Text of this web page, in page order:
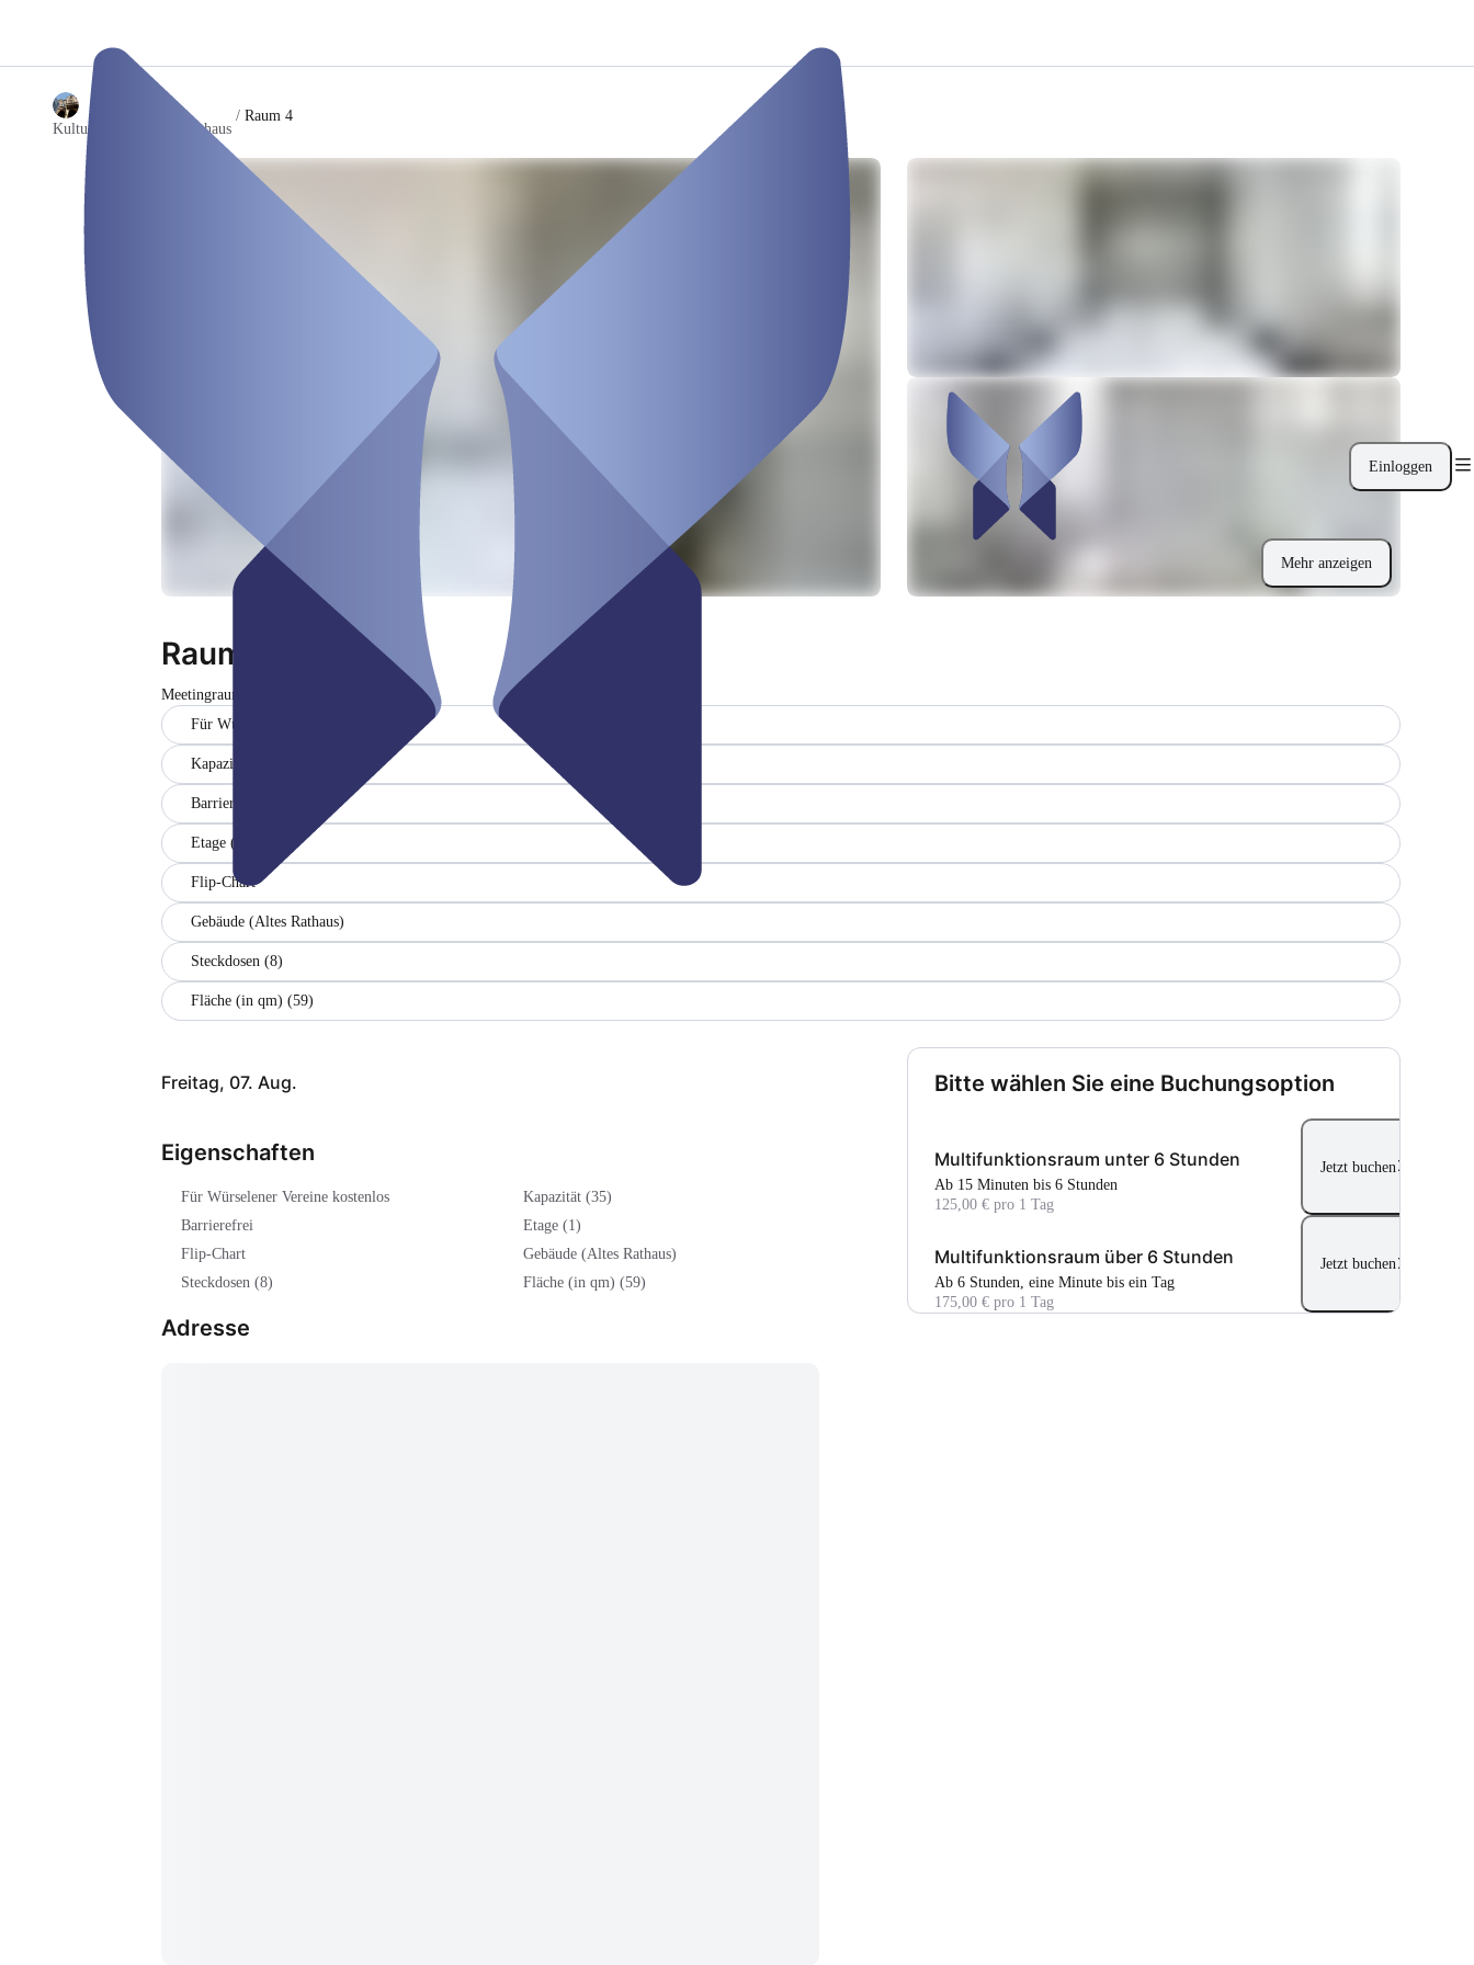
Einloggen
Kulturzentrum Altes Rathaus
/ Raum 4
Mehr anzeigen
Raum 4
Meetingraum
Für Würselener Vereine kostenlos
Kapazität (35)
Barrierefrei
Etage (1)
Flip-Chart
Gebäude (Altes Rathaus)
Steckdosen (8)
Fläche (in qm) (59)
Freitag, 07. Aug.
Eigenschaften
Für Würselener Vereine kostenlos
Kapazität (35)
Barrierefrei
Etage (1)
Flip-Chart
Gebäude (Altes Rathaus)
Steckdosen (8)
Fläche (in qm) (59)
Adresse
Bitte wählen Sie eine Buchungsoption
Multifunktionsraum unter 6 Stunden
Ab 15 Minuten bis 6 Stunden
125,00 € pro 1 Tag
Jetzt buchen
Multifunktionsraum über 6 Stunden
Ab 6 Stunden, eine Minute bis ein Tag
175,00 € pro 1 Tag
Jetzt buchen